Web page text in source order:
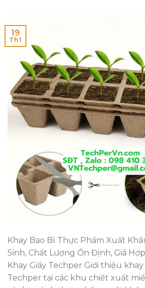
19
Th1
Khay Bao Bì Thực Phẩm Xuất
Sinh, Chất Lượng Ổn Định, Giá
Khay Giấy Techper Giới thiệu
Techper tại các khu chiết xuất